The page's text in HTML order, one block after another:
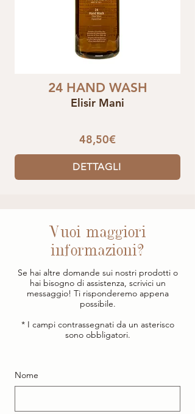
24 HAND WASH
Elisir Mani
48,50€
DETTAGLI
Vuoi maggiori
informazioni?
Se hai altre domande sui nostri prodotti o
hai bisogno di assistenza, scrivici un
messaggio! Ti risponderemo appena
possibile.
* I campi contrassegnati da un asterisco
sono obbligatori.
Nome